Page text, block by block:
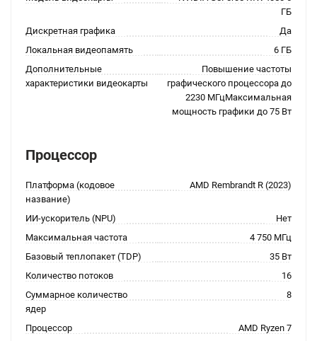
ГБ
Дискретная графика
Да
Локальная видеопамять
6 ГБ
Дополнительные
характеристики видеокарты
Повышение частоты
графического процессора до
2230 МГцМаксимальная
мощность графики до 75 Вт
Процессор
Платформа (кодовое
название)
AMD Rembrandt R (2023)
ИИ-ускоритель (NPU)
Нет
Максимальная частота
4 750 МГц
Базовый теплопакет (TDP)
35 Вт
Количество потоков
16
Суммарное количество
ядер
8
Процессор
AMD Ryzen 7